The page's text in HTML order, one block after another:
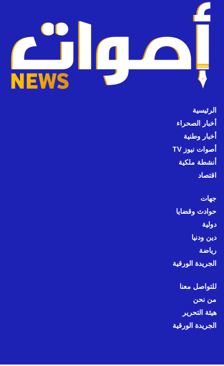
الرئيسية
أخبار الصحراء
أخبار وطنية
أصوات نيوز TV
أنشطة ملكية
اقتصاد
جهات
حوادث وقضايا
دولية
دين ودنيا
رياضة
الجريدة الورقية
للتواصل معنا
من نحن
هيئة التحرير
الجريدة الورقية